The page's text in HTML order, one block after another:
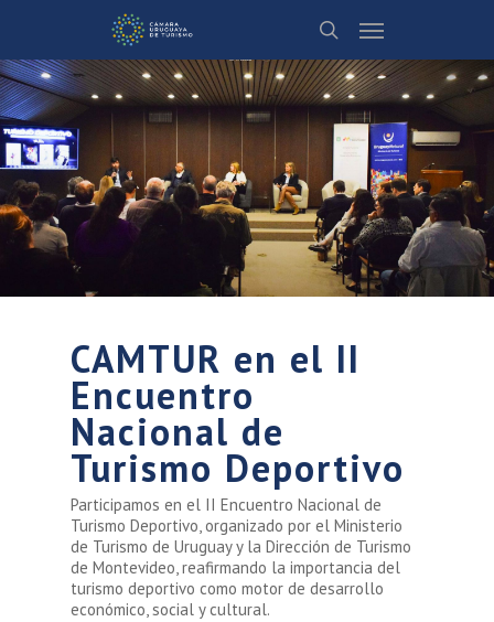
CAMTUR en el II
Encuentro
Nacional de
Turismo Deportivo
Participamos en el II Encuentro Nacional de
Turismo Deportivo, organizado por el Ministerio
de Turismo de Uruguay y la Dirección de Turismo
de Montevideo, reafirmando la importancia del
turismo deportivo como motor de desarrollo
económico, social y cultural.